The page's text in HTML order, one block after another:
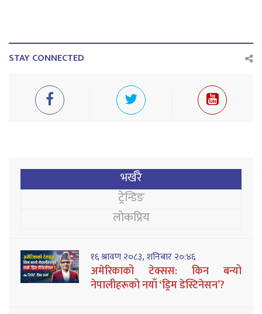
STAY CONNECTED
भर्खरै
ट्रेन्डिङ
लोकप्रिय
१६ श्रावण २०८३, शनिबार २०:४६
अमेरिकाको टेक्सस: किन बन्यो
नेपालीहरूको नयाँ ‘ड्रिम डेस्टिनेसन’?